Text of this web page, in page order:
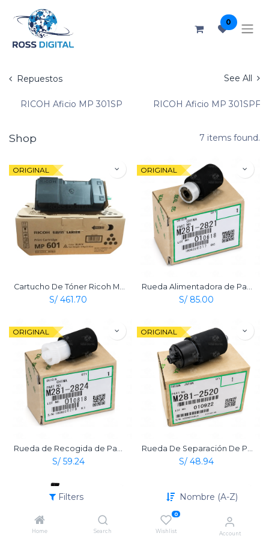
Filters Nombre (A-Z)
Home Search
0
Wishlist Account
0
Repuestos See All
RICOH Aficio MP 301SP RICOH Aficio MP 301SPF
Shop 7 items found.
ORIGINAL
S/ 461.70
ORIGINAL
S/ 85.00
ORIGINAL
S/ 59.24
ORIGINAL
S/ 48.94
ORIGINAL